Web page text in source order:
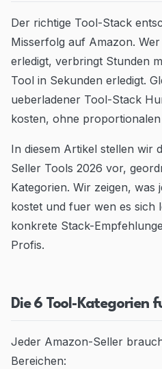
Der richtige Tool-Stack
Misserfolg auf Amazon.
erledigt, verbringt Stunden
Tool in Sekunden erledigt.
ueberladener Tool-Stack
kosten, ohne
In diesem Artikel stellen wir
Seller Tools 2026 vor,
Kategorien. Wir zeigen, was
kostet und fuer wen es sich
konkrete Stack-
Profis.
Die 6 Tool-Kategorien
Jeder Amazon-Seller
Bereichen: